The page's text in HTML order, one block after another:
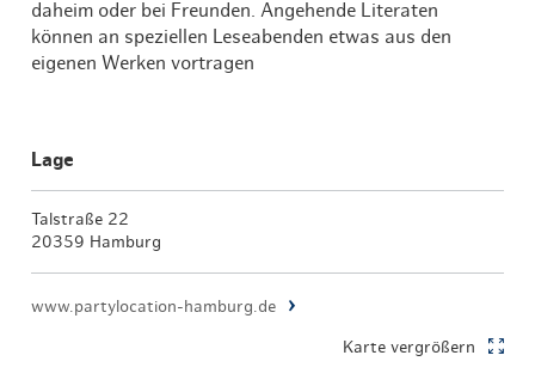
daheim oder bei Freunden. Angehende Literaten
können an speziellen Leseabenden etwas aus den
eigenen Werken vortragen
Lage
Talstraße 22
20359 Hamburg
www.partylocation-hamburg.de
Karte vergrößern